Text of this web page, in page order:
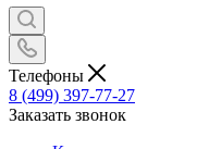
Телефоны
8 (499) 397-77-27
Заказать звонок